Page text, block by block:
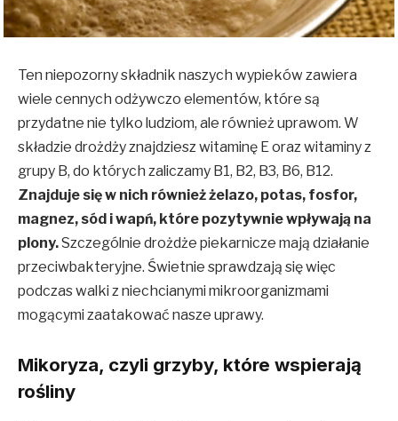
Ten niepozorny składnik naszych wypieków zawiera
wiele cennych odżywczo elementów, które są
przydatne nie tylko ludziom, ale również uprawom. W
składzie drożdży znajdziesz witaminę E oraz witaminy z
grupy B, do których zaliczamy B1, B2, B3, B6, B12.
Znajduje się w nich również żelazo, potas, fosfor,
magnez, sód i wapń, które pozytywnie wpływają na
plony.Szczególnie drożdże piekarnicze mają działanie
przeciwbakteryjne. Świetnie sprawdzają się więc
podczas walki z niechcianymi mikroorganizmami
mogącymi zaatakować nasze uprawy.
Mikoryza, czyli grzyby, które wspierają
rośliny